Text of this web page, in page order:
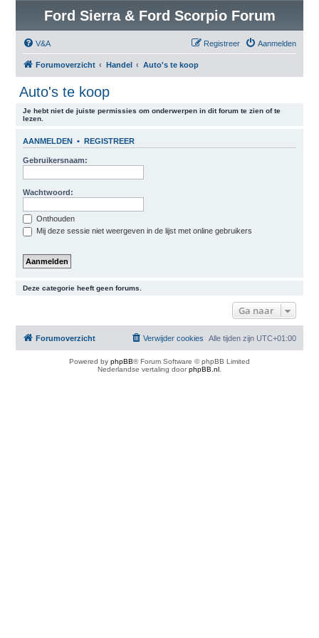
Ford Sierra & Ford Scorpio Forum
V&A Aanmelden
Registreer
Forumoverzicht Handel Auto's te koop
Auto's te koop
Je hebt niet de juiste permissies om onderwerpen in dit forum te zien of te
lezen.
AANMELDEN • REGISTREER
Gebruikersnaam:
Wachtwoord:
Onthouden
Mij deze sessie niet weergeven in de lijst met online gebruikers
Deze categorie heeft geen forums.
Ga naar
Forumoverzicht Alle tijden zijn UTC+01:00
Verwijder cookies
Powered by phpBB® Forum Software © phpBB Limited
Nederlandse vertaling doorphpBB.nl